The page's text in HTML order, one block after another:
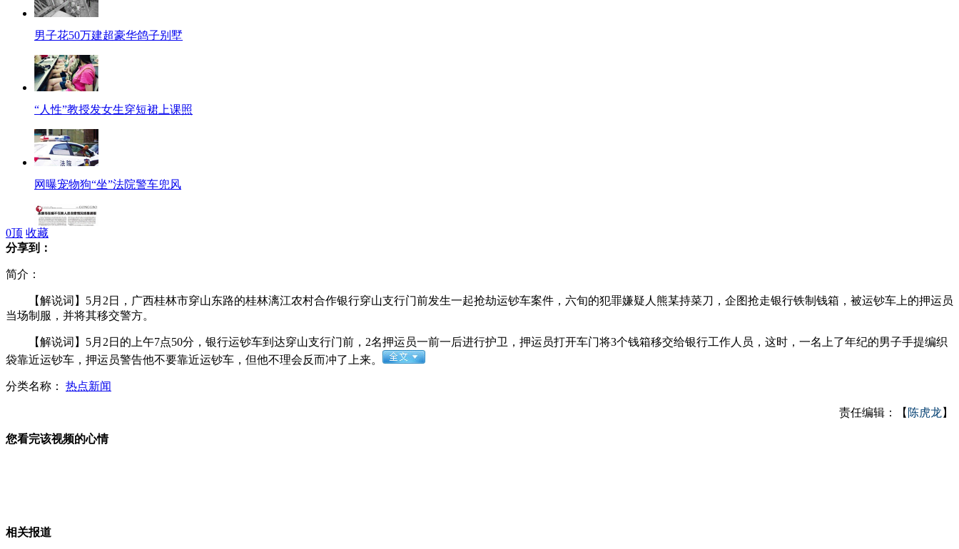
男子花50万建超豪华鸽子别墅
“人性”教授发女生穿短裙上课照
网曝宠物狗“坐”法院警车兜风
拉丹信件显示其最后几年已成傀儡
0顶 收藏
分享到：
简介：
【解说词】5月2日，广西桂林市穿山东路的桂林漓江农村合作银行穿山支行门前发生一起抢劫运钞车案件，六旬的犯罪嫌疑人熊某持菜刀，企图抢走银行铁制钱箱，被运钞车上的押运员
当场制服，并将其移交警方。
【解说词】5月2日的上午7点50分，银行运钞车到达穿山支行门前，2名押运员一前一后进行护卫，押运员打开车门将3个钱箱移交给银行工作人员，这时，一名上了年纪的男子手提编织
袋靠近运钞车，押运员警告他不要靠近运钞车，但他不理会反而冲了上来。
分类名称： 热点新闻
责任编辑：【 陈虎龙 】
您看完该视频的心情
相关报道